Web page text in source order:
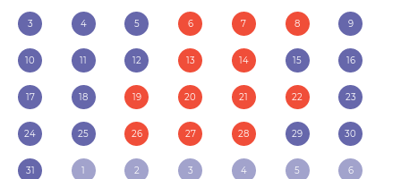
3 4 5 6 7 8 9
10 11 12 13 14 15 16
17 18 19 20 21 22 23
24 25 26 27 28 29 30
31 1 2 3 4 5 6